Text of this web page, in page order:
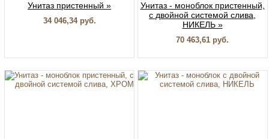
Унитаз пристенный »
34 046,34 руб.
Унитаз - моноблок пристенный,
с двойной системой слива,
НИКЕЛЬ »
70 463,61 руб.